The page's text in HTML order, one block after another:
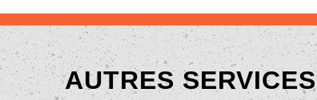
AUTRES SERVICES